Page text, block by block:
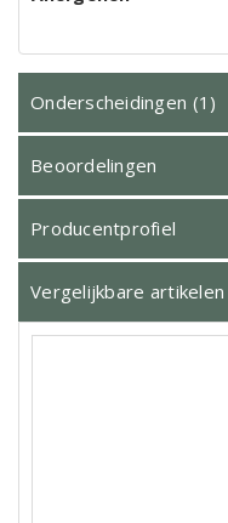
Onderscheidingen (1)
Beoordelingen
Producentprofiel
Vergelijkbare artikelen